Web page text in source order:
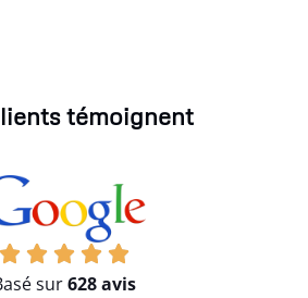
témoignent
sur628 avis